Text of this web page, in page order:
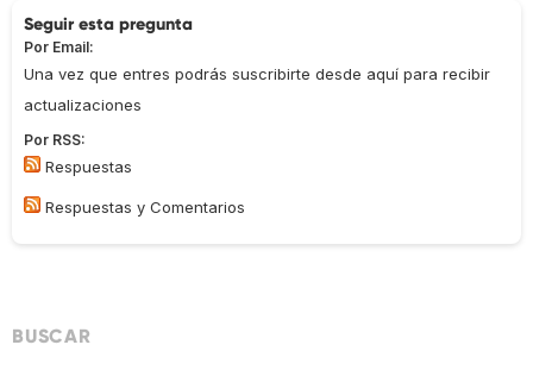
Seguir esta pregunta
Por Email:
Una vez que entres podrás suscribirte desde aquí para recibir
actualizaciones
Por RSS:
Respuestas
Respuestas y Comentarios
BUSCAR